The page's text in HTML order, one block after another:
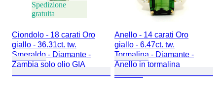
Spedizione
gratuita
Ciondolo - 18 carati Oro
giallo - 36.31ct. tw.
Smeraldo - Diamante -
Zambia solo olio GIA
Anello - 14 carati Oro
giallo - 6.47ct. tw.
Tormalina - Diamante -
Anello in tormalina
naturale